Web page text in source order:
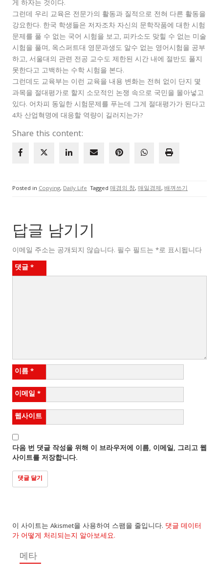
게 하자는 것이다.
그런데 우리 교육은 전문가의 활동과 질적으로 전혀 다른 활동을
강요한다. 한국 학생들은 저자조차 자신의 문학작품에 대한 시험
문제를 풀 수 없는 국어 시험을 보고, 피카소도 맞힐 수 없는 미술
시험을 풀며, 옥스퍼트대 영문과생도 알수 없는 영어시험을 공부
하고, 서울대의 관련 전공 교수도 제한된 시간 내에 절반도 풀지
못한다고 고백하는 수학 시험을 본다.
그런데도 교육부는 이런 교육을 내용 변화는 전혀 없이 단지 몇
과목을 절대평가로 할지 소모적인 논쟁 속으로 국민을 몰아넣고
있다. 어차피 동일한 시험문제를 푸는데 그게 절대평가가 된다고
4차 산업혁명에 대응할 역량이 길러지는가?
Share this content:
Posted in Copying, Daily Life Tagged 매경의 창, 매일경제, 배껴쓰기
답글 남기기
이메일 주소는 공개되지 않습니다. 필수 필드는 *로 표시됩니다
댓글*
이름*
이메일 *
웹사이트
다음 번 댓글 작성을 위해 이 브라우저에 이름, 이메일, 그리고 웹
사이트를 저장합니다.
이 사이트는 Akismet을 사용하여 스팸을 줄입니다. 댓글 데이터
가 어떻게 처리되는지 알아보세요.
메타